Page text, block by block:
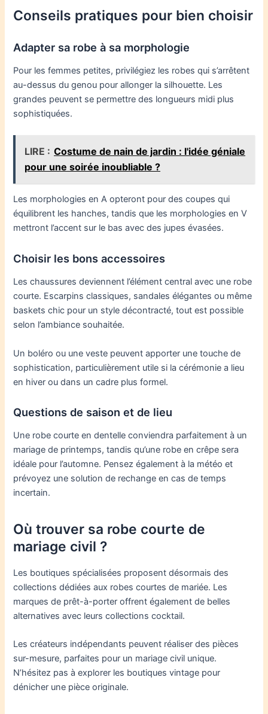
Conseils pratiques pour bien choisir
Adapter sa robe à sa morphologie
Pour les femmes petites, privilégiez les robes qui s’arrêtent
au-dessus du genou pour allonger la silhouette. Les
grandes peuvent se permettre des longueurs midi plus
sophistiquées.
LIRE : Costume de nain de jardin : l'idée géniale
pour une soirée inoubliable ?
Les morphologies en A opteront pour des coupes qui
équilibrent les hanches, tandis que les morphologies en V
mettront l’accent sur le bas avec des jupes évasées.
Choisir les bons accessoires
Les chaussures deviennent l’élément central avec une robe
courte. Escarpins classiques, sandales élégantes ou même
baskets chic pour un style décontracté, tout est possible
selon l’ambiance souhaitée.
Un boléro ou une veste peuvent apporter une touche de
sophistication, particulièrement utile si la cérémonie a lieu
en hiver ou dans un cadre plus formel.
Questions de saison et de lieu
Une robe courte en dentelle conviendra parfaitement à un
mariage de printemps, tandis qu’une robe en crêpe sera
idéale pour l’automne. Pensez également à la météo et
prévoyez une solution de rechange en cas de temps
incertain.
Où trouver sa robe courte de
mariage civil ?
Les boutiques spécialisées proposent désormais des
collections dédiées aux robes courtes de mariée. Les
marques de prêt-à-porter offrent également de belles
alternatives avec leurs collections cocktail.
Les créateurs indépendants peuvent réaliser des pièces
sur-mesure, parfaites pour un mariage civil unique.
N’hésitez pas à explorer les boutiques vintage pour
dénicher une pièce originale.